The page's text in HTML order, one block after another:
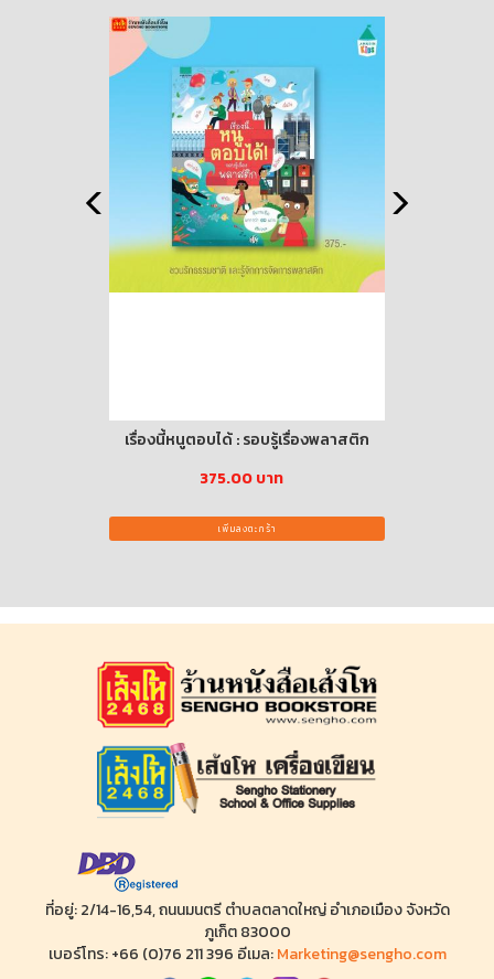
เรื่องนี้หนูตอบได้ : รอบรู้เรื่องพลาสติก
375.00 บาท
เพิ่มลงตะกร้า
ที่อยู่: 2/14-16,54, ถนนมนตรี ตำบลตลาดใหญ่ อำเภอเมือง จังหวัด
ภูเก็ต 83000
เบอร์โทร: +66 (0)76 211 396 อีเมล:Marketing@sengho.com